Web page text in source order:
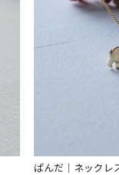
ぱんだ｜ネックレ